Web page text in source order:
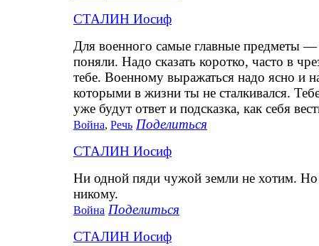
СТАЛИН Иосиф
Для военного самые главные предметы —
поняли. Надо сказать коротко, часто в
тебе. Военному выражаться надо ясно и
которыми в жизни ты не сталкивался.
уже будут ответ и подсказка, как себя
Война, Речь Поделиться
СТАЛИН Иосиф
Ни одной пяди чужой земли не хотим. Но
никому.
Война Поделиться
СТАЛИН Иосиф